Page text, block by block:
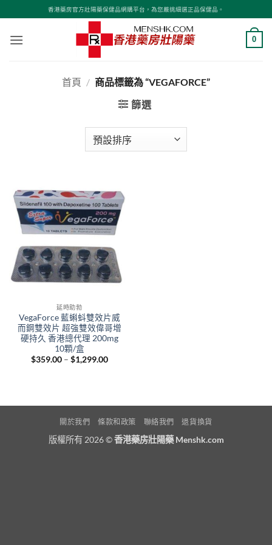
to
content
香港藥房官方壯陽藥保健品網購平台，為您嚴挑細選正品保健品。
0
首頁 / 商品標籤為 “VEGAFORCE”
篩選
延時助勃
VegaForce 藍蝌蚪雙效片威
而鋼雙效片 超強雙效偉哥增
硬持久 香港總代理 200mg
10顆/盒
$359.00 – $1,299.00Price
關於我們 條款和政策 聯絡我們 退貨換貨
版權所有 2026 ©香港藥房壯陽藥 Menshk.com